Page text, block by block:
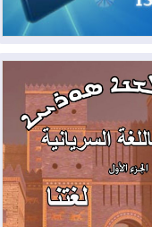
لمدة عام.. بدء توريد 100
من غاز كورمور في
الكهرباء العراقية
بيئية ومناخية ترسم
التي تواجه العراق
حرائق فرنسا.. توقيف 402
156 قاصرا منذ بداية موسم